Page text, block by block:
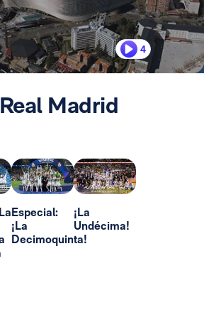
4
Madrid
Especial:
¡La
Decimoquinta!
¡La
Undécima!